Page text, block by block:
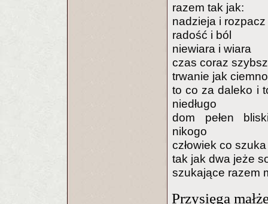
razem tak jak:
nadzieja i rozpacz
radość i ból
niewiara i wiara
czas coraz
trwanie jak
to co za daleko i
niedługo
dom pełen
nikogo
człowiek co
tak jak dwa jeże
szukające razem
Przysięga